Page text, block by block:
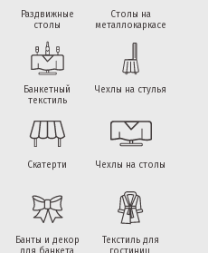
Раздвижные
столы
Cтолы на
металлокаркасе
Банкетный
текстиль
Чехлы на стулья
Скатерти Чехлы на столы
Банты и декор
Текстиль для